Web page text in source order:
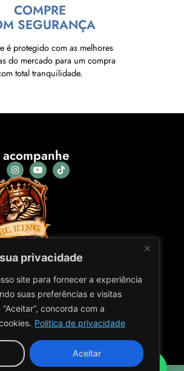
privacidade
site para fornecer a experiência
suas preferências e visitas
concorda com a
Politica de privacidade
Aceitar
COMPRE
SEGURANÇA
é protegido com as melhores
do mercado para um compra
total tranquilidade.